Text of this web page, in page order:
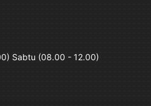
Sabtu (08.00 - 12.00)